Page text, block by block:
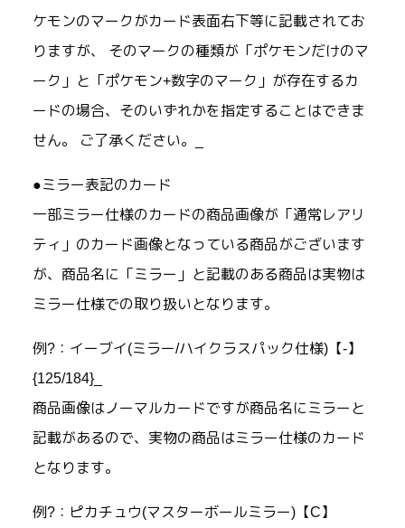
ケモンのマークがカード表面右下等に記載されてお
りますが、 そのマークの種類が「ポケモンだけのマ
ーク」と「ポケモン+数字のマーク」が存在するカ
ードの場合、そのいずれかを指定することはできま
せん。 ご了承ください。_
●ミラー表記のカード
一部ミラー仕様のカードの商品画像が「通常レアリ
ティ」のカード画像となっている商品がございます
が、商品名に「ミラー」と記載のある商品は実物は
ミラー仕様での取り扱いとなります。
例?：イーブイ(ミラー/ハイクラスパック仕様)【-】
{125/184}_
商品画像はノーマルカードですが商品名にミラーと
記載があるので、実物の商品はミラー仕様のカード
となります。
例?：ピカチュウ(マスターボールミラー)【C】